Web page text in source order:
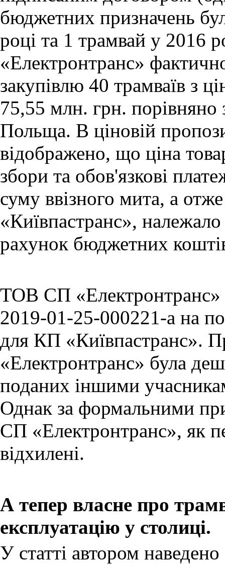
бюджетних призначень
році та 1 трамвай у 2016
«Електронтранс»
закупівлю 40 трамваїв з
75,55 млн. грн.
Польща. В ціновій
відображено, що ціна
збори та обов'язкові
суму ввізного мита, а
«Київпастранс»,
рахунок бюджетних
ТОВ СП «Електронтранс»
2019-01-25-000221-a на
для КП «Київпастранс».
«Електронтранс» була
поданих іншими
Однак за формальними
СП «Електронтранс», як
відхилені.
А тепер власне про
експлуатацію у столиці.
У статті автором